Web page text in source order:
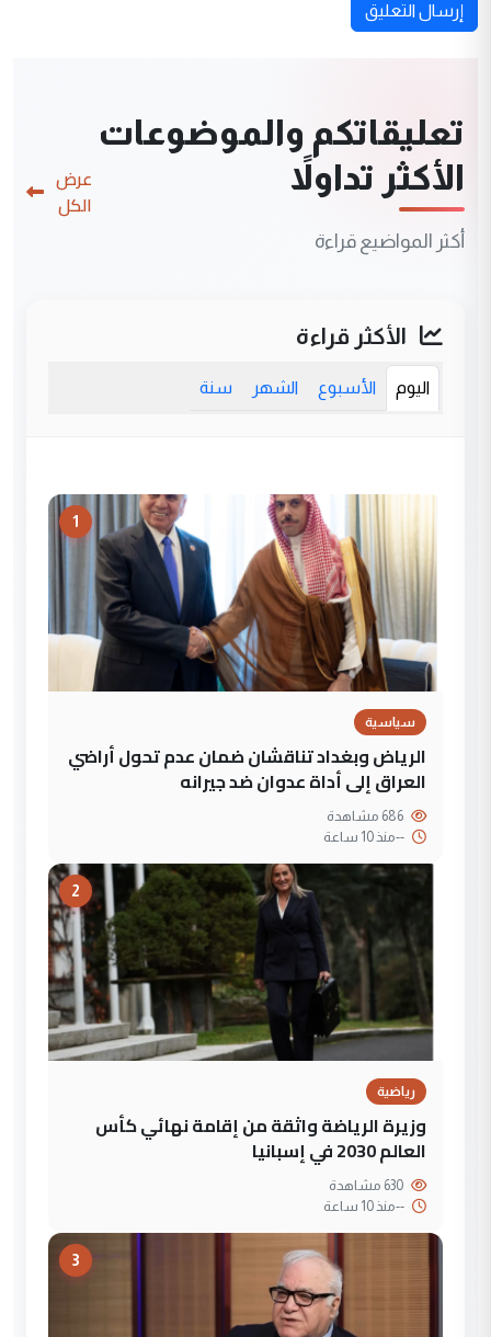
إرسال التعليق
تعليقاتكم والموضوعات
الأكثر تداولاً
أكثر المواضيع قراءة
عرض
الكل
الأكثر قراءة
اليوم الأسبوع الشهر سنة
1
سياسية
الرياض وبغداد تناقشان ضمان عدم تحول أراضي
العراق إلى أداة عدوان ضد جيرانه
--منذ 10 ساعة
2
رياضية
وزيرة الرياضة واثقة من إقامة نهائي كأس
العالم 2030 في إسبانيا
--منذ 10 ساعة
3